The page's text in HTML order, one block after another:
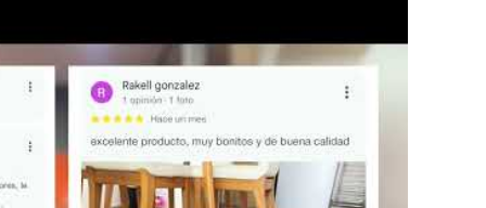
de familias confían en Cougar.
en deportes de ruedas en Colombia.